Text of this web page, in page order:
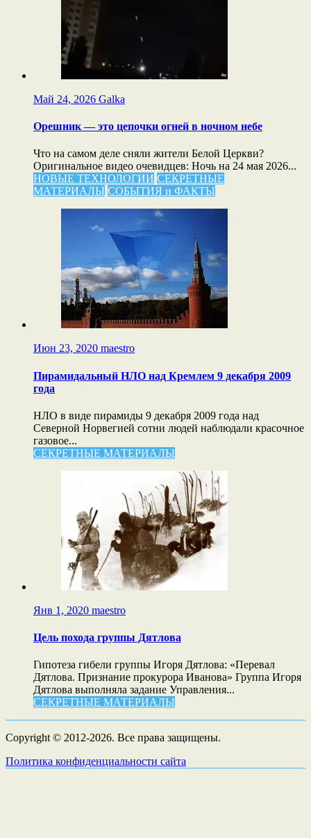
Май 24, 2026 Galka
Орешник — это цепочки огней в ночном небе
Что на самом деле сняли жители Белой Церкви?
Оригинальное видео очевидцев: Ночь на 24 мая 2026...
НОВЫЕ ТЕХНОЛОГИИ СЕКРЕТНЫЕ
МАТЕРИАЛЫ СОБЫТИЯ и ФАКТЫ
Июн 23, 2020 maestro
Пирамидальный НЛО над Кремлем 9 декабря 2009
года
НЛО в виде пирамиды 9 декабря 2009 года над
Северной Норвегией сотни людей наблюдали красочное
газовое...
СЕКРЕТНЫЕ МАТЕРИАЛЫ
Янв 1, 2020 maestro
Цель похода группы Дятлова
Гипотеза гибели группы Игоря Дятлова: «Перевал
Дятлова. Признание прокурора Иванова» Группа Игоря
Дятлова выполняла задание Управления...
СЕКРЕТНЫЕ МАТЕРИАЛЫ
Copyright © 2012-2026. Все права защищены.
Политика конфиденциальности сайта